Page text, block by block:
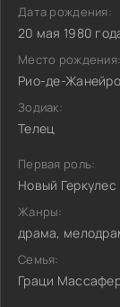
Дата рождения:
20 мая 1980
Место рождения:
Рио-де-
Зодиак:
Телец
Первая роль:
Новый
Жанры:
драма,
Семья:
Граци